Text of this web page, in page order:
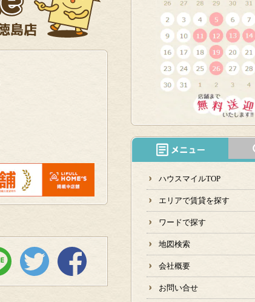
ハウスマイルTOP
エリアで賃貸を探す
ワードで探す
地図検索
会社概要
お問い合せ